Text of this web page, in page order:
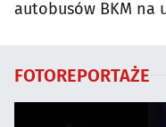
autobusów BKM na
FOTOREPORTAŻE